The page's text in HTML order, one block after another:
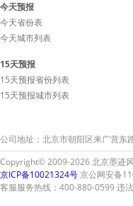
今天预报
今天省份表
今天城市列表
15天预报
15天预报省份列表
15天预报城市列表
公司地址：北京市朝阳区来广营
Copyright© 2009-2026 北京墨迹
京ICP备10021324号京公网安备
客服服务热线：400-880-0599 违